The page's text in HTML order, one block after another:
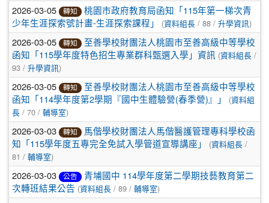
2026-03-05 轉知
桃園市政府教育局函知「115年第一梯次青
少年生涯探索號計畫-生涯探索課程」
(資料組長 / 88 / 升學資訊)
2026-03-05 轉知
至善學校財團法人桃園市至善高級中等學校
函知「115學年度特色招生專業群科甄選入學」資訊 (資料組長 /
93 / 升學資訊)
2026-03-05 轉知
至善學校財團法人桃園市至善高級中等學校
函知「114學年度第2學期『國中生體驗營(春季營)』」
(資料組
長 / 70 / 輔導室)
2026-03-03 轉知
馬偕學校財團法人馬偕醫護管理專科學校函
知「115學年度五專完全免試入學管道宣導講座」
(資料組長 /
81 / 輔導室)
2026-03-03 公告
青埔國中 114學年度第二學期技藝教育第二
次轉班結果公告 (資料組長 / 89 / 輔導室)